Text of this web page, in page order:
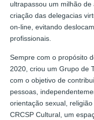
ultrapassou um milhão
criação das delegacias
on-line, evitando
profissionais.
Sempre com o propósito
2020, criou um Grupo de
com o objetivo de
pessoas,
orientação sexual,
CRCSP Cultural, um